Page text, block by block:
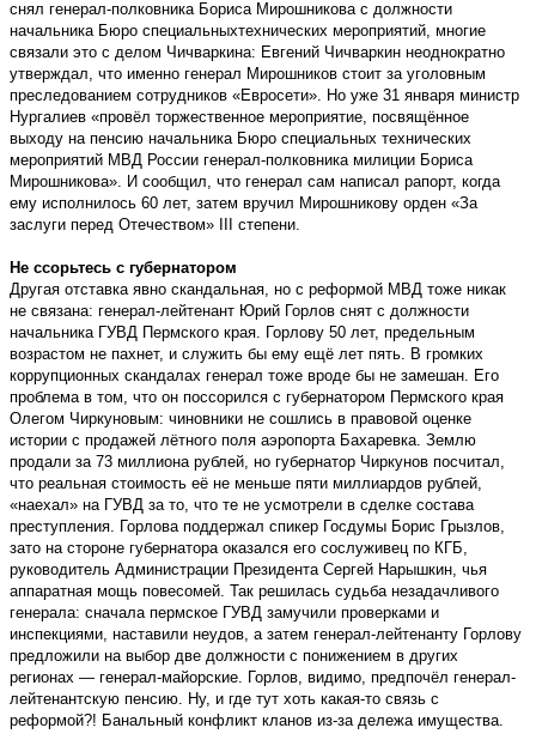
снял генерал-полковника Бориса Мирошникова с должности
начальника Бюро специальныхтехнических мероприятий, многие
связали это с делом Чичваркина: Евгений Чичваркин неоднократно
утверждал, что именно генерал Мирошников стоит за уголовным
преследованием сотрудников «Евросети». Но уже 31 января министр
Нургалиев «провёл торжественное мероприятие, посвящённое
выходу на пенсию начальника Бюро специальных технических
мероприятий МВД России генерал-полковника милиции Бориса
Мирошникова». И сообщил, что генерал сам написал рапорт, когда
ему исполнилось 60 лет, затем вручил Мирошникову орден «За
заслуги перед Отечеством» III степени.
Не ссорьтесь с губернатором
Другая отставка явно скандальная, но с реформой МВД тоже никак
не связана: генерал-лейтенант Юрий Горлов снят с должности
начальника ГУВД Пермского края. Горлову 50 лет, предельным
возрастом не пахнет, и служить бы ему ещё лет пять. В громких
коррупционных скандалах генерал тоже вроде бы не замешан. Его
проблема в том, что он поссорился с губернатором Пермского края
Олегом Чиркуновым: чиновники не сошлись в правовой оценке
истории с продажей лётного поля аэропорта Бахаревка. Землю
продали за 73 миллиона рублей, но губернатор Чиркунов посчитал,
что реальная стоимость её не меньше пяти миллиардов рублей,
«наехал» на ГУВД за то, что те не усмотрели в сделке состава
преступления. Горлова поддержал спикер Госдумы Борис Грызлов,
зато на стороне губернатора оказался его сослуживец по КГБ,
руководитель Администрации Президента Сергей Нарышкин, чья
аппаратная мощь повесомей. Так решилась судьба незадачливого
генерала: сначала пермское ГУВД замучили проверками и
инспекциями, наставили неудов, а затем генерал-лейтенанту Горлову
предложили на выбор две должности с понижением в других
регионах — генерал-майорские. Горлов, видимо, предпочёл генерал-
лейтенантскую пенсию. Ну, и где тут хоть какая-то связь с
реформой?! Банальный конфликт кланов из-за дележа имущества.